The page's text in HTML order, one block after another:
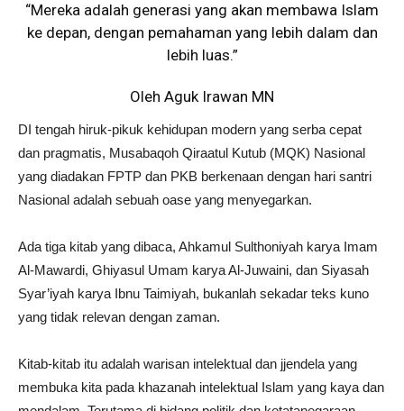
“Mereka adalah generasi yang akan membawa Islam
ke depan, dengan pemahaman yang lebih dalam dan
lebih luas.”
Oleh Aguk Irawan MN
DI tengah hiruk-pikuk kehidupan modern yang serba cepat
dan pragmatis, Musabaqoh Qiraatul Kutub (MQK) Nasional
yang diadakan FPTP dan PKB berkenaan dengan hari santri
Nasional adalah sebuah oase yang menyegarkan.
Ada tiga kitab yang dibaca, Ahkamul Sulthoniyah karya Imam
Al-Mawardi, Ghiyasul Umam karya Al-Juwaini, dan Siyasah
Syar’iyah karya Ibnu Taimiyah, bukanlah sekadar teks kuno
yang tidak relevan dengan zaman.
Kitab-kitab itu adalah warisan intelektual dan jjendela yang
membuka kita pada khazanah intelektual Islam yang kaya dan